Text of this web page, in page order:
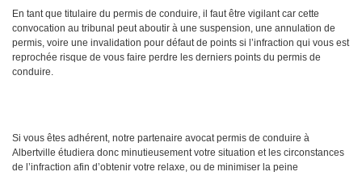
En tant que titulaire du permis de conduire, il faut être vigilant car cette
convocation au tribunal peut aboutir à une suspension, une annulation de
permis, voire une invalidation pour défaut de points si l’infraction qui vous est
reprochée risque de vous faire perdre les derniers points du permis de
conduire.
Si vous êtes adhérent, notre partenaire avocat permis de conduire à
Albertville étudiera donc minutieusement votre situation et les circonstances
de l’infraction afin d’obtenir votre relaxe, ou de minimiser la peine